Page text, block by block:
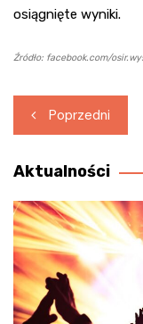
osiągnięte wyniki.
Źródło: facebook.com/
Nawigacja
wpisu
Poprzedni
Aktualności